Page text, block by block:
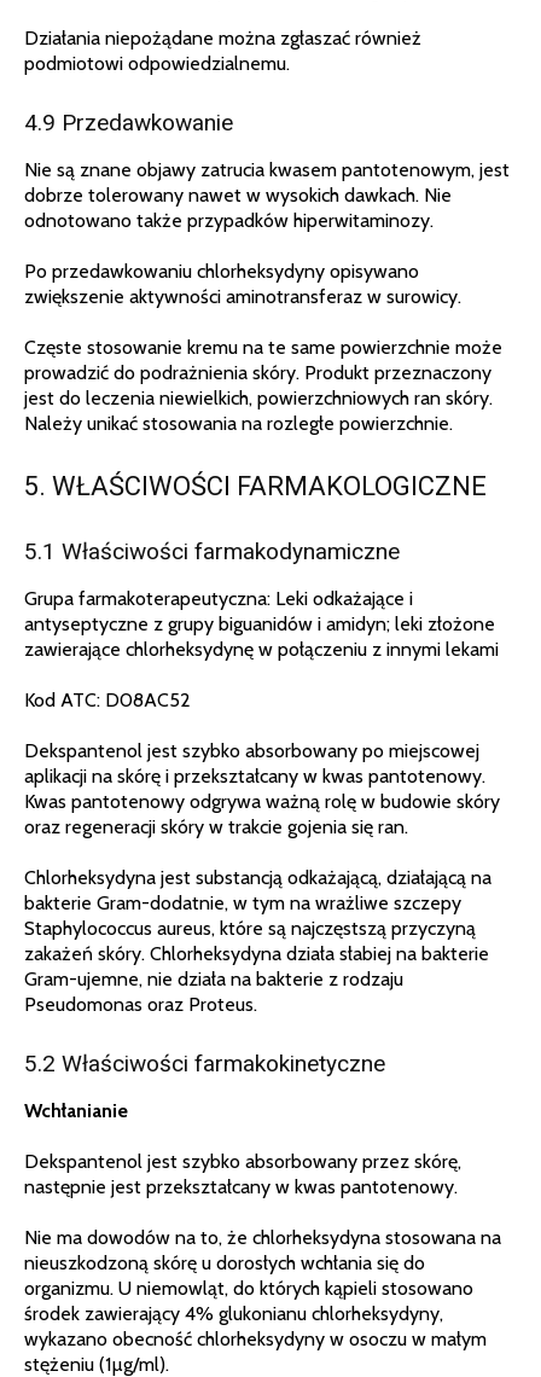
Działania niepożądane można zgłaszać również
podmiotowi odpowiedzialnemu.
4.9 Przedawkowanie
Nie są znane objawy zatrucia kwasem pantotenowym, jest
dobrze tolerowany nawet w wysokich dawkach. Nie
odnotowano także przypadków hiperwitaminozy.
Po przedawkowaniu chlorheksydyny opisywano
zwiększenie aktywności aminotransferaz w surowicy.
Częste stosowanie kremu na te same powierzchnie może
prowadzić do podrażnienia skóry. Produkt przeznaczony
jest do leczenia niewielkich, powierzchniowych ran skóry.
Należy unikać stosowania na rozległe powierzchnie.
5. WŁAŚCIWOŚCI FARMAKOLOGICZNE
5.1 Właściwości farmakodynamiczne
Grupa farmakoterapeutyczna: Leki odkażające i
antyseptyczne z grupy biguanidów i amidyn; leki złożone
zawierające chlorheksydynę w połączeniu z innymi lekami
Kod ATC: D08AC52
Dekspantenol jest szybko absorbowany po miejscowej
aplikacji na skórę i przekształcany w kwas pantotenowy.
Kwas pantotenowy odgrywa ważną rolę w budowie skóry
oraz regeneracji skóry w trakcie gojenia się ran.
Chlorheksydyna jest substancją odkażającą, działającą na
bakterie Gram-dodatnie, w tym na wrażliwe szczepy
Staphylococcus aureus, które są najczęstszą przyczyną
zakażeń skóry. Chlorheksydyna działa słabiej na bakterie
Gram-ujemne, nie działa na bakterie z rodzaju
Pseudomonas oraz Proteus.
5.2 Właściwości farmakokinetyczne
Wchłanianie
Dekspantenol jest szybko absorbowany przez skórę,
następnie jest przekształcany w kwas pantotenowy.
Nie ma dowodów na to, że chlorheksydyna stosowana na
nieuszkodzoną skórę u dorosłych wchłania się do
organizmu. U niemowląt, do których kąpieli stosowano
środek zawierający 4% glukonianu chlorheksydyny,
wykazano obecność chlorheksydyny w osoczu w małym
stężeniu (1µg/ml).